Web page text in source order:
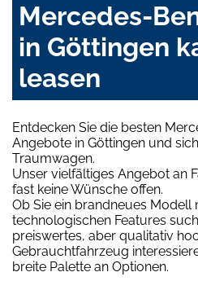
Mercedes-
in Göttingen
leasen
Entdecken Sie die besten
Angebote in Göttingen und
Traumwagen.
Unser vielfältiges Angebot an
fast keine Wünsche offen.
Ob Sie ein brandneues Modell
technologischen Features
preiswertes, aber qualitativ
Gebrauchtfahrzeug
breite Palette an Optionen.